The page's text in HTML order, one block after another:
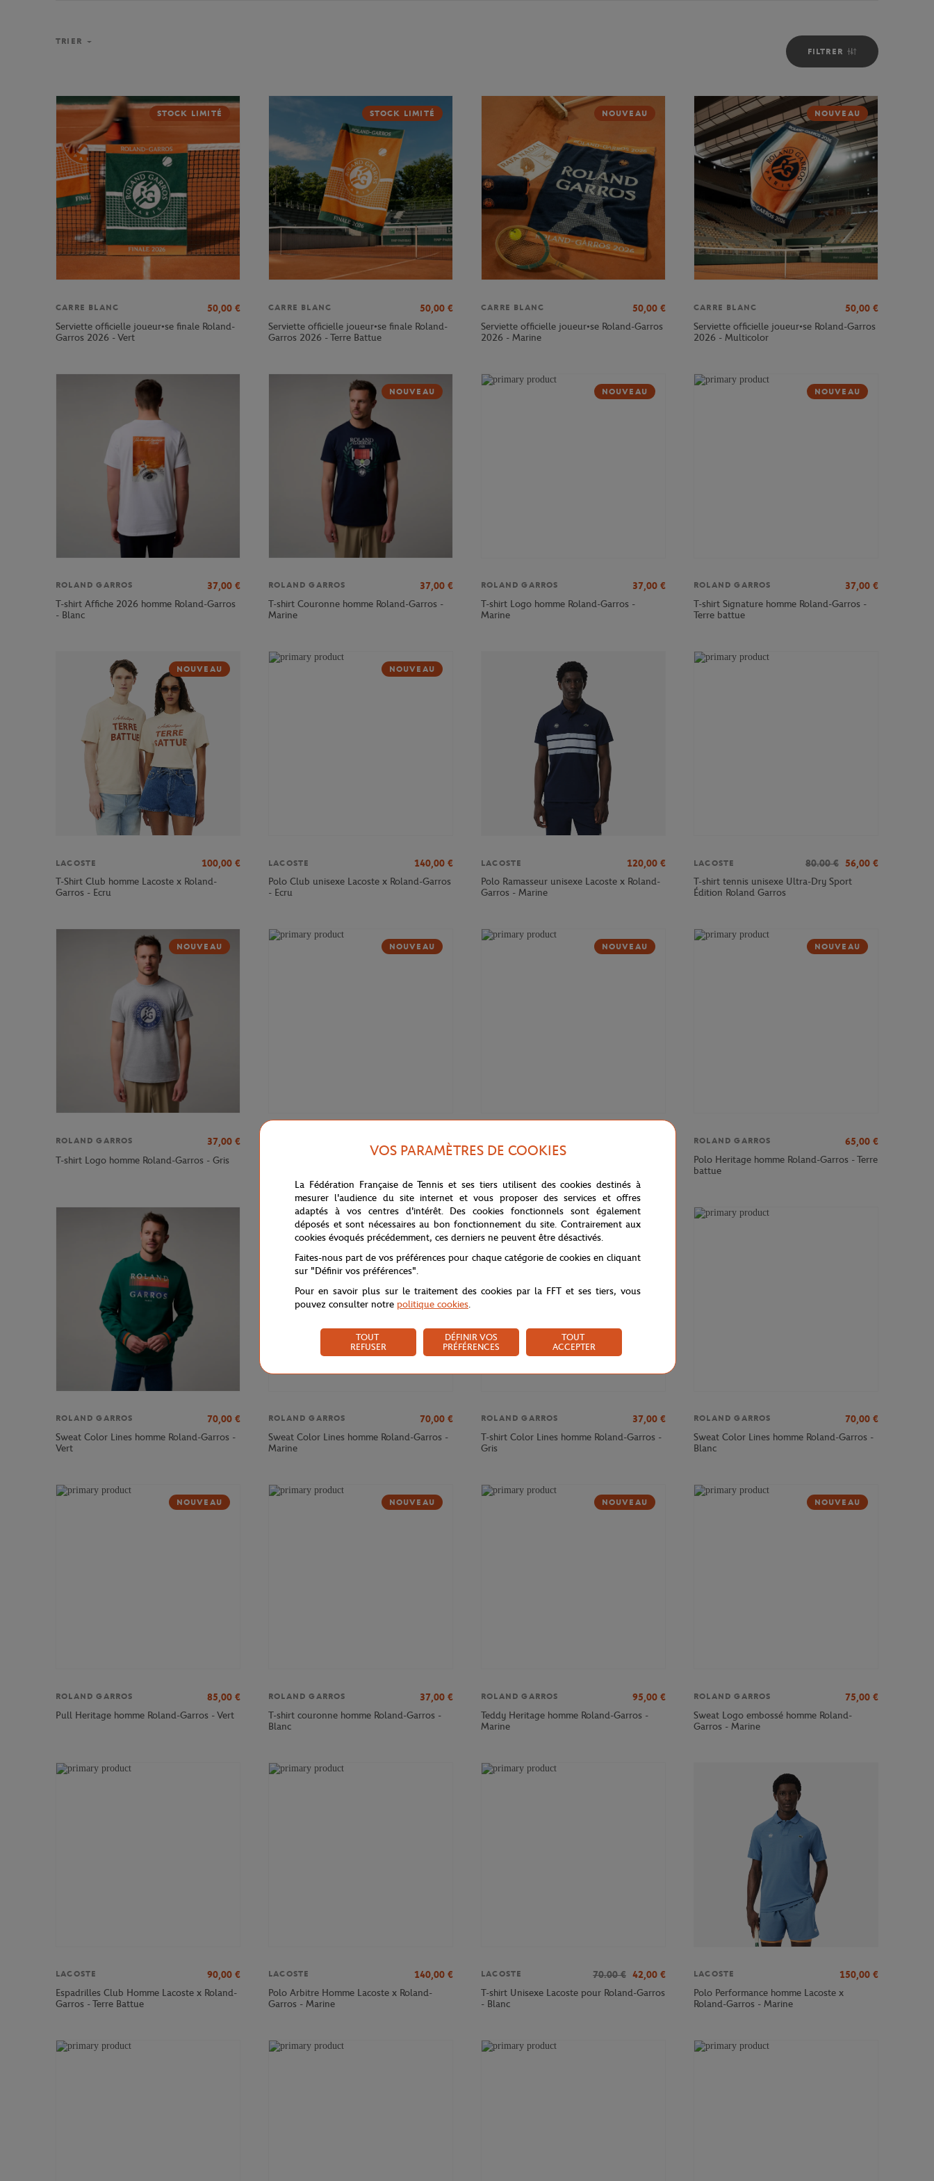
FILTRER
TRIER
STOCK LIMITÉ
CARRE BLANC 50,00 €
Serviette officielle joueur•se finale Roland-
Garros 2026 - Vert
STOCK LIMITÉ
CARRE BLANC 50,00 €
Serviette officielle joueur•se finale Roland-
Garros 2026 - Terre Battue
NOUVEAU
CARRE BLANC 50,00 €
Serviette officielle joueur•se Roland-Garros
2026 - Marine
NOUVEAU
CARRE BLANC 50,00 €
Serviette officielle joueur•se Roland-Garros
2026 - Multicolor
ROLAND GARROS 37,00 €
T-shirt Affiche 2026 homme Roland-Garros
- Blanc
NOUVEAU
ROLAND GARROS 37,00 €
T-shirt Couronne homme Roland-Garros -
Marine
NOUVEAU
ROLAND GARROS 37,00 €
T-shirt Logo homme Roland-Garros -
Marine
NOUVEAU
ROLAND GARROS 37,00 €
T-shirt Signature homme Roland-Garros -
Terre battue
NOUVEAU
LACOSTE 100,00 €
T-Shirt Club homme Lacoste x Roland-
Garros - Ecru
NOUVEAU
LACOSTE 140,00 €
Polo Club unisexe Lacoste x Roland-Garros
- Ecru
LACOSTE 120,00 €
Polo Ramasseur unisexe Lacoste x Roland-
Garros - Marine
LACOSTE 80.00 € 56,00 €
T-shirt tennis unisexe Ultra-Dry Sport
Édition Roland Garros
NOUVEAU
ROLAND GARROS 37,00 €
T-shirt Logo homme Roland-Garros - Gris
NOUVEAU
€
NOUVEAU NOUVEAU
ROLAND GARROS 65,00 €
Polo Heritage homme Roland-Garros - Terre
battue
ROLAND GARROS 70,00 €
Sweat Color Lines homme Roland-Garros -
Vert
ROLAND GARROS 70,00 €
Sweat Color Lines homme Roland-Garros -
Marine
ROLAND GARROS 37,00 €
T-shirt Color Lines homme Roland-Garros -
Gris
ROLAND GARROS 70,00 €
Sweat Color Lines homme Roland-Garros -
Blanc
NOUVEAU
ROLAND GARROS 85,00 €
Pull Heritage homme Roland-Garros - Vert
NOUVEAU
ROLAND GARROS 37,00 €
T-shirt couronne homme Roland-Garros -
Blanc
NOUVEAU
ROLAND GARROS 95,00 €
Teddy Heritage homme Roland-Garros -
Marine
NOUVEAU
ROLAND GARROS 75,00 €
Sweat Logo embossé homme Roland-
Garros - Marine
LACOSTE 90,00 €
Espadrilles Club Homme Lacoste x Roland-
Garros - Terre Battue
LACOSTE 140,00 €
Polo Arbitre Homme Lacoste x Roland-
Garros - Marine
LACOSTE 70.00 € 42,00 €
T-shirt Unisexe Lacoste pour Roland-Garros
- Blanc
LACOSTE 150,00 €
Polo Performance homme Lacoste x
Roland-Garros - Marine
VOS PARAMÈTRES DE COOKIES
La Fédération Française de Tennis et ses tiers utilisent des cookies destinés à
mesurer l'audience du site internet et vous proposer des services et offres
adaptés à vos centres d'intérêt. Des cookies fonctionnels sont également
déposés et sont nécessaires au bon fonctionnement du site. Contrairement aux
cookies évoqués précédemment, ces derniers ne peuvent être désactivés.
Faites-nous part de vos préférences pour chaque catégorie de cookies en cliquant
sur "Définir vos préférences".
Pour en savoir plus sur le traitement des cookies par la FFT et ses tiers, vous
pouvez consulter notre politique cookies.
TOUT
REFUSER
DÉFINIR VOS
PRÉFÉRENCES
TOUT
ACCEPTER